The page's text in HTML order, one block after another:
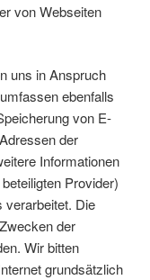
von Webseiten
uns in Anspruch
ebenfalls
von E-
der
Informationen
Provider)
verarbeitet. Die
der
Wir bitten
grundsätzlich